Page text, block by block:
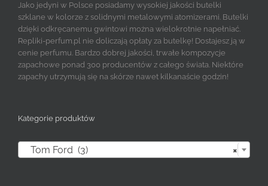
Jako jedyni w Polsce posiadamy wysokiej jakości butelki
szklane w kolorze z solidnymi metalowymi atomizerami. Butelki
dzięki odkręcanemu gwintowi można wielokrotnie napełniać.
Repliki-perfum.pl nie doliczają opłaty za butelkę! Dostajesz ją w
cenie perfumu. Bardzo dobrej jakości, trwałe kompozycje
zapachowe ponad 300 producentów z całego świata. Niektóre
zapachy utrzymują się na skórze nawet kilkanaście godzin!
Kategorie produktów
×
Tom Ford (3)